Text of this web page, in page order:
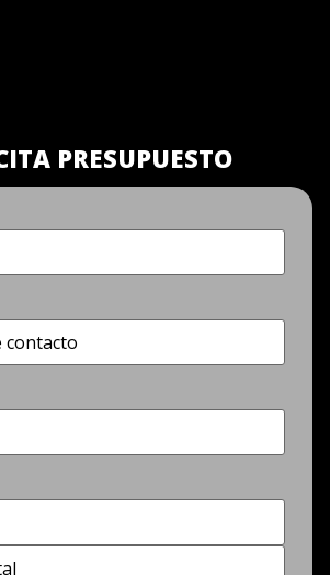
PRESUPUESTO